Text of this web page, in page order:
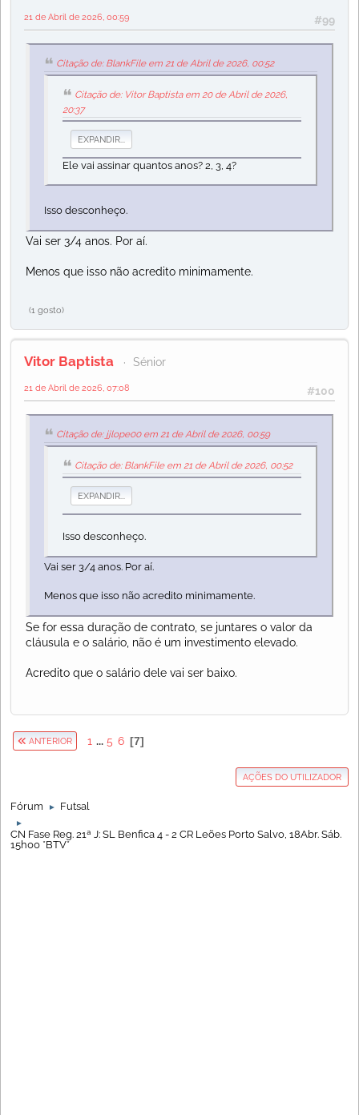
#99
21 de Abril de 2026, 00:59
Citação de: BlankFile em 21 de Abril de 2026, 00:52
Citação de: Vitor Baptista em 20 de Abril de 2026,
20:37
EXPANDIR...
Ele vai assinar quantos anos? 2, 3, 4?
Isso desconheço.
Vai ser 3/4 anos. Por aí.
Menos que isso não acredito minimamente.
(1 gosto)
Vitor Baptista Sénior
#100
21 de Abril de 2026, 07:08
Citação de: jjlope00 em 21 de Abril de 2026, 00:59
Citação de: BlankFile em 21 de Abril de 2026, 00:52
EXPANDIR...
Isso desconheço.
Vai ser 3/4 anos. Por aí.
Menos que isso não acredito minimamente.
Se for essa duração de contrato, se juntares o valor da
cláusula e o salário, não é um investimento elevado.
Acredito que o salário dele vai ser baixo.
ANTERIOR 1 ... 5 6 7
AÇÕES DO UTILIZADOR
Fórum ► Futsal
►
CN Fase Reg. 21ª J: SL Benfica 4 - 2 CR Leões Porto Salvo, 18Abr. Sáb.
15h00 *BTV*